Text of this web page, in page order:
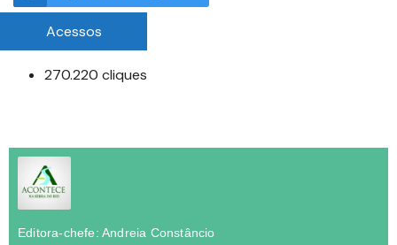
Acessos
270.220 cliques
Editora-chefe: Andreia Constâncio